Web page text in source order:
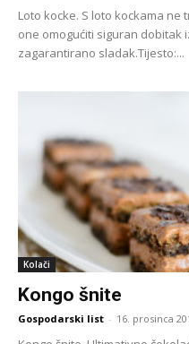
Loto kocke. S loto kockama
one omogućiti siguran dobitak
zagarantirano sladak.Tijesto:...
Kolači
Kongo šnite
Gospodarski list - 16. prosinca